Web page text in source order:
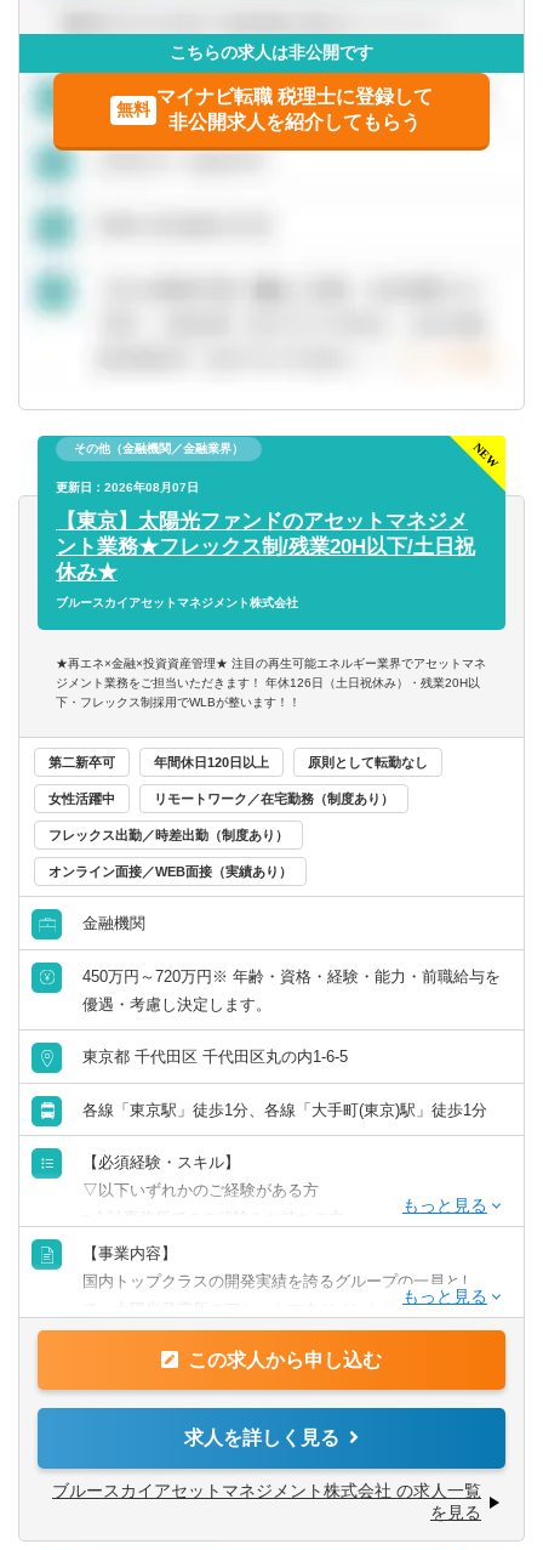
知識を身につけることができます。また業務を通じて経営
こちらの求人は非公開です
無料
マイナビ転職 税理士に登録して
非公開求人を紹介してもらう
その他（金融機関／金融業界）
更新日：2026年08月07日
【東京】太陽光ファンドのアセットマネジメ
ント業務★フレックス制/残業20H以下/土日祝
休み★
ブルースカイアセットマネジメント株式会社
★再エネ×金融×投資資産管理★ 注目の再生可能エネルギー業界でアセットマネ
ジメント業務をご担当いただきます！ 年休126日（土日祝休み）・残業20H以
下・フレックス制採用でWLBが整います！！
第二新卒可 年間休日120日以上 原則として転勤なし
女性活躍中 リモートワーク／在宅勤務（制度あり）
フレックス出勤／時差出勤（制度あり）
オンライン面接／WEB面接（実績あり）
金融機関
450万円～720万円※ 年齢・資格・経験・能力・前職給与を
優遇・考慮し決定します。
東京都 千代田区 千代田区丸の内1-6-5
各線「東京駅」徒歩1分、各線「大手町(東京)駅」徒歩1分
【必須経験・スキル】
▽以下いずれかのご経験がある方
■法律事務所でのご経験をお持ちの方
■事業会社での経理・財務のご経験をお持ちの方
■金融機関（銀行、証券、資産運用など）でのご経験をお持
ちの方
■再生可能エネルギー関係でのご経験をお持ちの方
【歓迎経験・スキル】
■普通自動車免許（AT限定可）
【求める人物像】
【事業内容】
国内トップクラスの開発実績を誇るグループの一員とし
て、太陽光発電所のアセットマネジメントサービスを提供
への依頼も増加傾向にあり、安定した成長を続けていま
す。基礎からしっかり学べる教育体制が整っており、様々
今後のさらなる事業拡大を見据え、当社を支える事務スタ
ッフを募集することとなりました。
この求人から申し込む
求人を詳しく見る
ブルースカイアセットマネジメント株式会社 の求人一覧
を見る